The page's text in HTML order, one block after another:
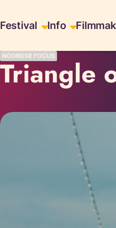
Festival Info
NOORDSE FOCUS
Triangle